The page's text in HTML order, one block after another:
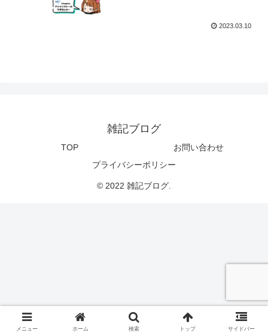
2023.03.10
雑記ブログ
TOP
お問い合わせ
プライバシーポリシー
© 2022 雑記ブログ.
メニュー ホーム 検索 トップ サイドバー